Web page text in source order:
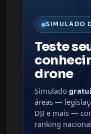
SIMULADO
Teste
drone
Simulado
áreas —
DJI e mais —
ranking